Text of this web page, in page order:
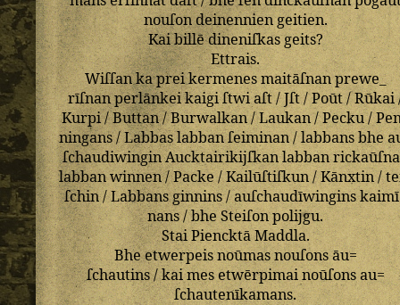
nouſondeinennien geitien.
Kaibillē dineniſkasgeits?
Ettrais.
Wiſſankapreikermenesmaitāſnanprewe_
rīſnanperlānkeikaigiſtwiaſt/Jſt/Poūt/Rūkai
Kurpi/Buttan/Burwalkan/Laukan/Pecku/
ningans/Labbaslabbanſeiminan/labbansbhe
ſchaudiwinginAucktairikijſkanlabban
labbanwinnen/Packe/Kailūſtiſkun/Kānxtin/
ſchin/Labbansginnins/auſchaudīwingins
nans/bheSteiſonpolijgu.
StaiPiencktāMaddla.
Bheetwerpeisnoūmasnouſonsāu=
ſchautins/kaimesetwērpimainoūſonsau=
ſchautenīkamans.